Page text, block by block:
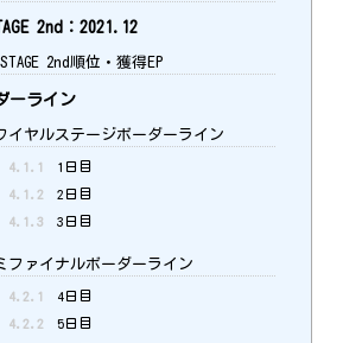
2nd：2021.12
2nd順位・獲得EP
ーライン
イヤルステージボーダーライン
4.1.1 1日目
4.1.2 2日目
4.1.3 3日目
ファイナルボーダーライン
4.2.1 4日目
4.2.2 5日目